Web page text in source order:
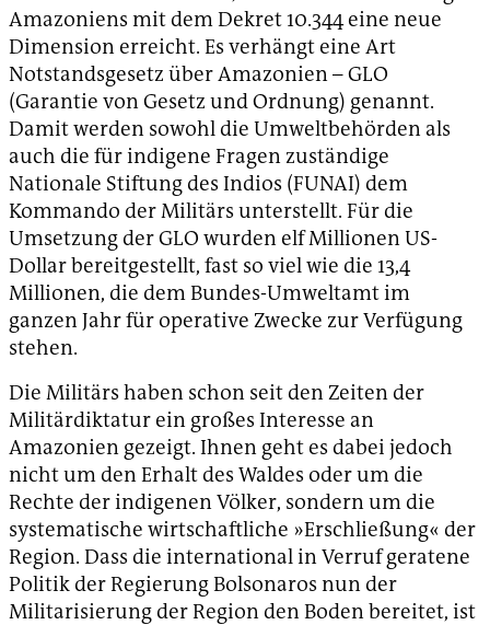
Amazoniens mit dem Dekret 10.344 eine neue
Dimension erreicht. Es verhängt eine Art
Notstandsgesetz über Amazonien – GLO
(Garantie von Gesetz und Ordnung) genannt.
Damit werden sowohl die Umweltbehörden als
auch die für indigene Fragen zuständige
Nationale Stiftung des Indios (FUNAI) dem
Kommando der Militärs unterstellt. Für die
Umsetzung der GLO wurden elf Millionen US-
Dollar bereitgestellt, fast so viel wie die 13,4
Millionen, die dem Bundes-Umweltamt im
ganzen Jahr für operative Zwecke zur Verfügung
stehen.
Die Militärs haben schon seit den Zeiten der
Militärdiktatur ein großes Interesse an
Amazonien gezeigt. Ihnen geht es dabei jedoch
nicht um den Erhalt des Waldes oder um die
Rechte der indigenen Völker, sondern um die
systematische wirtschaftliche »Erschließung« der
Region. Dass die international in Verruf geratene
Politik der Regierung Bolsonaros nun der
Militarisierung der Region den Boden bereitet, ist